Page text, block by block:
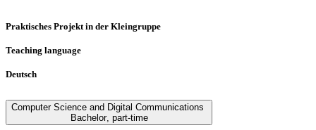
Praktisches Projekt in der Kleingruppe
Teaching language
Deutsch
Computer Science and Digital Communications
Bachelor, part-time